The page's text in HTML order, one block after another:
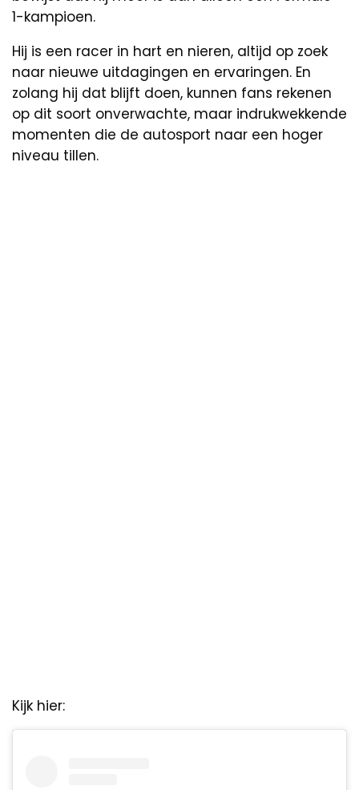
1-kampioen.
Hij is een racer in hart en nieren, altijd op zoek
naar nieuwe uitdagingen en ervaringen. En
zolang hij dat blijft doen, kunnen fans rekenen
op dit soort onverwachte, maar indrukwekkende
momenten die de autosport naar een hoger
niveau tillen.
Kijk hier: